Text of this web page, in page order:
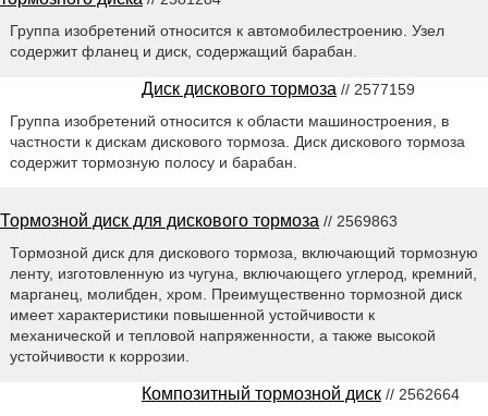
Группа изобретений относится к автомобилестроению. Узел
содержит фланец и диск, содержащий барабан.
Диск дискового тормоза // 2577159
Группа изобретений относится к области машиностроения, в
частности к дискам дискового тормоза. Диск дискового тормоза
содержит тормозную полосу и барабан.
Тормозной диск для дискового тормоза // 2569863
Тормозной диск для дискового тормоза, включающий тормозную
ленту, изготовленную из чугуна, включающего углерод, кремний,
марганец, молибден, хром. Преимущественно тормозной диск
имеет характеристики повышенной устойчивости к
механической и тепловой напряженности, а также высокой
устойчивости к коррозии.
Композитный тормозной диск // 2562664